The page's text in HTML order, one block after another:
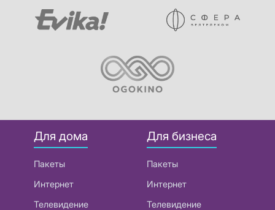
Для дома
Пакеты
Интернет
Телевидение
Для бизнеса
Пакеты
Интернет
Телевидение